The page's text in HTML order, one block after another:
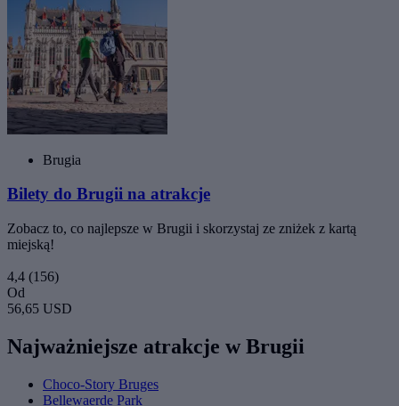
Brugia
Bilety do Brugii na atrakcje
Zobacz to, co najlepsze w Brugii i skorzystaj ze zniżek z kartą
miejską!
4,4 (156)
Od
56,65 USD
Najważniejsze atrakcje w Brugii
Choco-Story Bruges
Bellewaerde Park